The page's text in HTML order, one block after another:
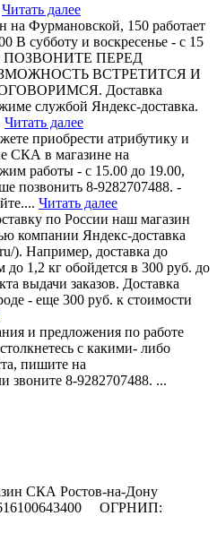
Читать далее
на Фурмановской, 150 работает
В субботу и воскресенье - с 15
ПОЗВОНИТЕ ПЕРЕД
ВСТРЕТИТСЯ И
Доставка
службой Яндекс-доставка.
Читать далее
приобрести атрибутику и
СКА в магазине на
работы - с 15.00 до 19.00,
позвонить 8-9282707488. -
Читать далее
по России наш магазин
компании Яндекс-доставка
). Например, доставка до
1,2 кг обойдется в 300 руб. до
выдачи заказов. Доставка
- еще 300 руб. к стоимости
и предложения по работе
с какими- либо
пишите на
звоните 8-9282707488. ...
СКА Ростов-на-Дону
ОГРНИП: